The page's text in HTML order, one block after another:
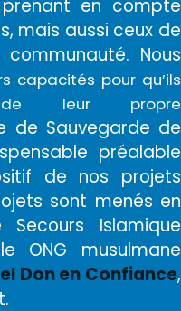
en compte
mais aussi ceux de
Nous
capacités pour qu’ils
de leur propre
de Sauvegarde de
préalable
de nos projets
sont menés en
Islamique
ONG musulmane
Don en Confiance,